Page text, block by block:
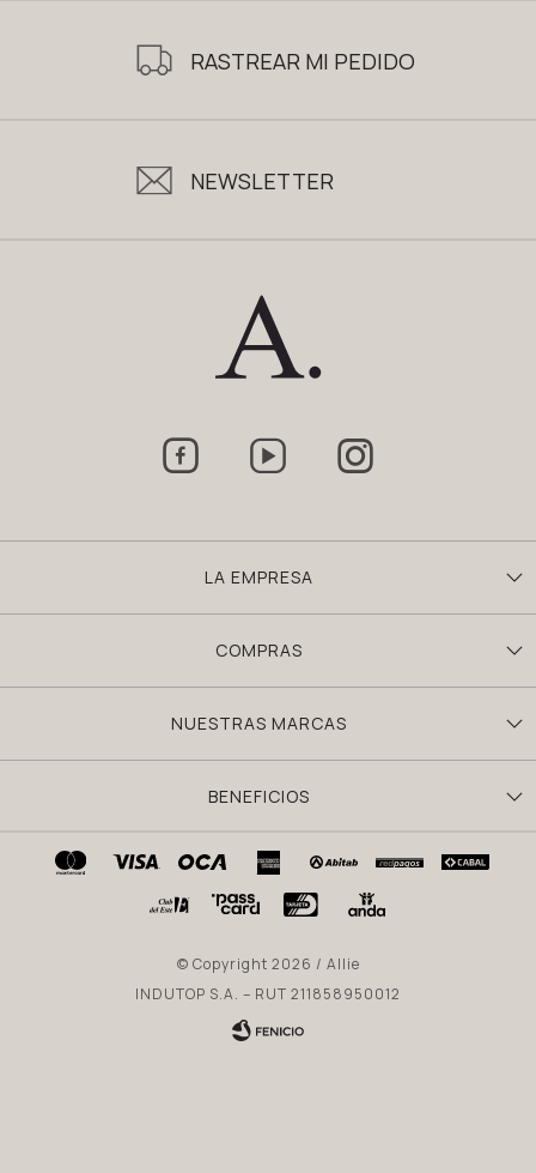
RASTREAR MI PEDIDO
NEWSLETTER
LA EMPRESA
COMPRAS
NUESTRAS MARCAS
BENEFICIOS
  
© Copyright 2026 / Allie
INDUTOP S.A. – RUT 211858950012